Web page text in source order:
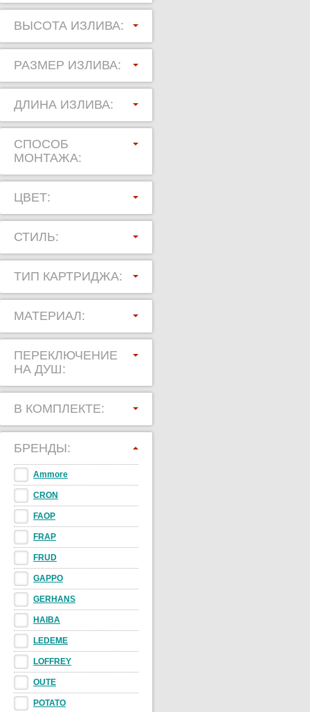
ВЫСОТА ИЗЛИВА:
РАЗМЕР ИЗЛИВА:
ДЛИНА ИЗЛИВА:
СПОСОБ
МОНТАЖА:
ЦВЕТ:
СТИЛЬ:
ТИП КАРТРИДЖА:
МАТЕРИАЛ:
ПЕРЕКЛЮЧЕНИЕ
НА ДУШ:
В КОМПЛЕКТЕ:
БРЕНДЫ:
Ammore
CRON
FAOP
FRAP
FRUD
GAPPO
GERHANS
HAIBA
LEDEME
LOFFREY
OUTE
POTATO